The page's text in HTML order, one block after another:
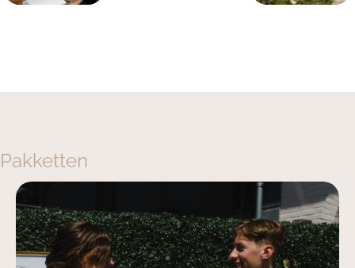
Pakketten